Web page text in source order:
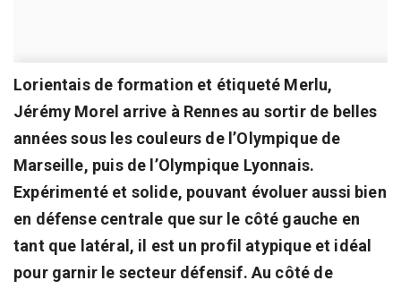
Lorientais de formation et étiqueté Merlu,
Jérémy Morel arrive à Rennes au sortir de belles
années sous les couleurs de l’Olympique de
Marseille, puis de l’Olympique Lyonnais.
Expérimenté et solide, pouvant évoluer aussi bien
en défense centrale que sur le côté gauche en
tant que latéral, il est un profil atypique et idéal
pour garnir le secteur défensif. Au côté de